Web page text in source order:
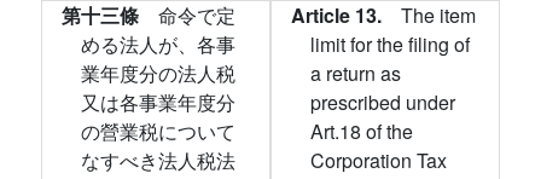
第十三條 命令で定
める法人が、各事
業年度分の法人税
又は各事業年度分
の營業税について
なすべき法人税法
Article 13. The item
limit for the filing of
a return as
prescribed under
Art.18 of the
Corporation Tax